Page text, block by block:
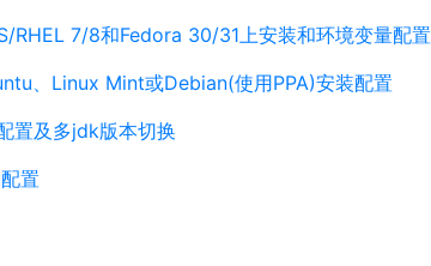
RHEL 7/8和Fedora 30/31上安装和环境变量配置
、Linux Mint或Debian(使用PPA)安装配置
置及多jdk版本切换
置